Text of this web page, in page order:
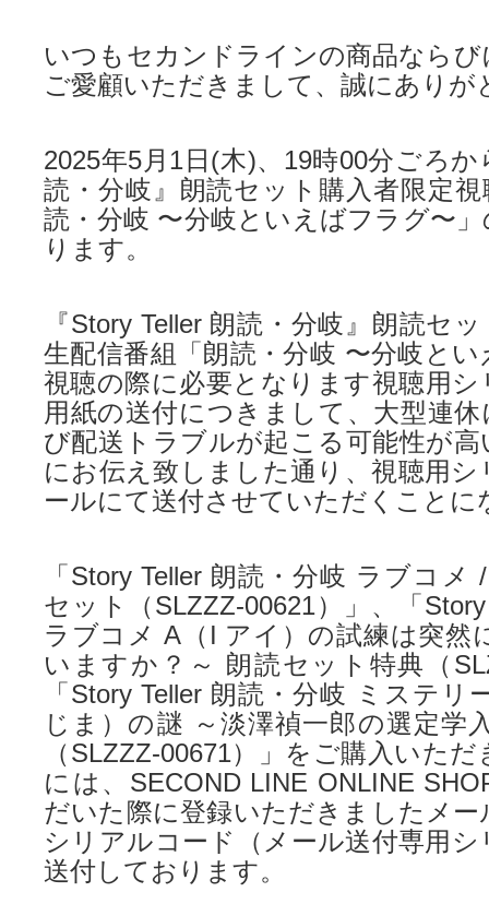
いつもセカンドラインの商品なら
ご愛顧いただきまして、誠にありが
2025年5月1日(木)、19時00分ごろか
読・分岐』朗読セット購入者限定
読・分岐 〜分岐といえばフラグ〜
ります。
『Story Teller 朗読・分岐』朗読セ
生配信番組「朗読・分岐 〜分岐と
視聴の際に必要となります視聴用
用紙の送付につきまして、大型連
び配送トラブルが起こる可能性が
にお伝え致しました通り、視聴用
ールにて送付させていただくことに
「Story Teller 朗読・分岐 ラブコ
セット（SLZZZ-00621）」、「
ラブコメ A（I アイ）の試練は突然
いますか？～ 朗読セット特典（
「Story Teller 朗読・分岐 ミステリ
じま）の謎 ～淡澤禎一郎の選定学
（SLZZZ-00671）」をご購入いた
には、SECOND LINE ONLINE
だいた際に登録いただきましたメ
シリアルコード（メール送付専用
送付しております。